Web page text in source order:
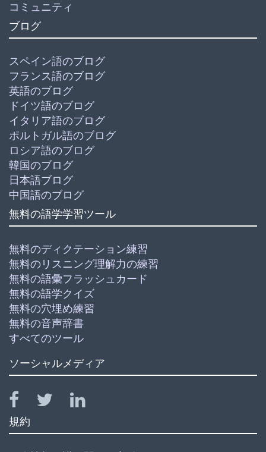
コミュニティ
ブログ
スペイン語のブログ
フランス語のブログ
英語のブログ
ドイツ語のブログ
イタリア語のブログ
ポルトガル語のブログ
ロシア語のブログ
韓国のブログ
日本語ブログ
中国語のブログ
無料の語学学習ツール
無料のディクテーション練習
無料のリスニング理解力の練習
無料の語彙フラッシュカード
無料の語学クイズ
無料の穴埋め練習
無料の音声辞書
すべてのツール
ソーシャルメディア
規約